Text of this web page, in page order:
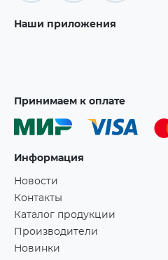
Наши приложения
Принимаем к оплате
Информация
Новости
Контакты
Каталог продукции
Производители
Новинки